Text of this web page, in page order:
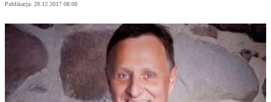
Publikacja: 28.12.2017 08:00